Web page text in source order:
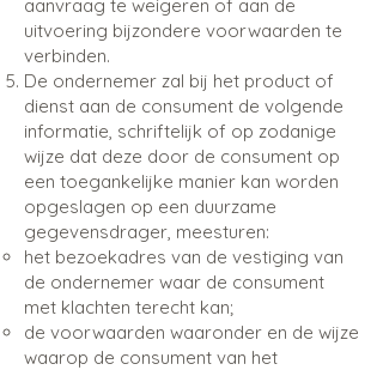
aanvraag te weigeren of aan de
uitvoering bijzondere voorwaarden te
verbinden.
De ondernemer zal bij het product of
dienst aan de consument de volgende
informatie, schriftelijk of op zodanige
wijze dat deze door de consument op
een toegankelijke manier kan worden
opgeslagen op een duurzame
gegevensdrager, meesturen:​
het bezoekadres van de vestiging van
de ondernemer waar de consument
met klachten terecht kan;
de voorwaarden waaronder en de wijze
waarop de consument van het